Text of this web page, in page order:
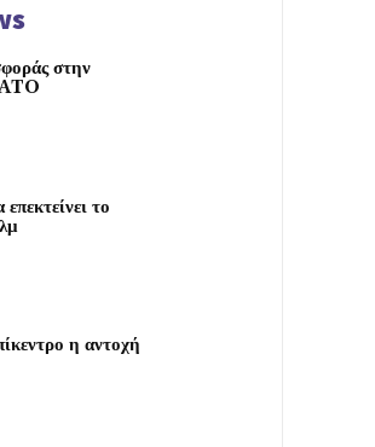
στην
το
η αντοχή